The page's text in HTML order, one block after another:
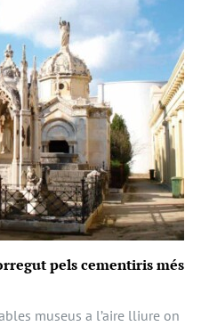
pels cementiris més
museus a l’aire lliure on